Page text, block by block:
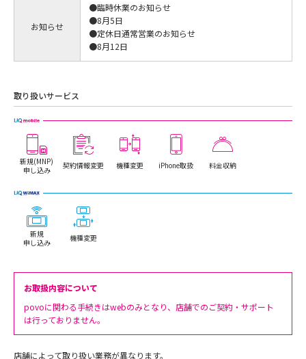
お知らせ
●臨時休業のお知らせ
●8月5日
●定休日通常営業のお知らせ
●8月12日
取り扱いサービス
新規(MNP)
申し込み
契約情報変更 機種変更 iPhone取扱 料金収納
新規
申し込み
機種変更
お取扱内容について
povoに関わる手続きはwebのみとなり、店舗でのご契約・サポート
は行っておりません。
店舗によって取り扱い業務が異なります。